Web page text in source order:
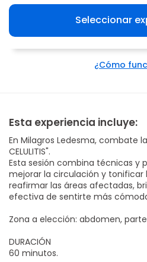
Seleccionar
¿Cómo
Esta experiencia incluye:
En Milagros Ledesma, combate
CELULITIS".
Esta sesión combina técnicas y
mejorar la circulación y
reafirmar las áreas afectadas,
efectiva de sentirte más
Zona a elección: abdomen,
DURACIÓN
60 minutos.